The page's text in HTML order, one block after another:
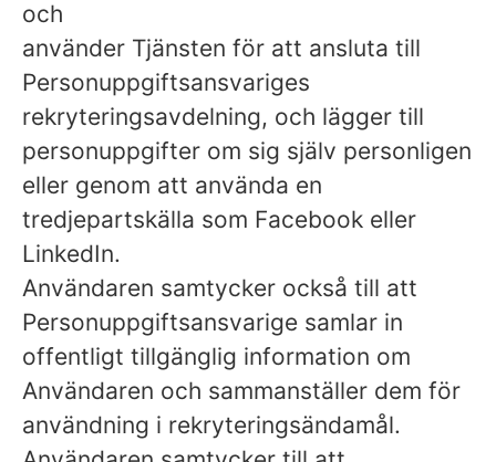
och
använder Tjänsten för att ansluta till
Personuppgiftsansvariges
rekryteringsavdelning, och lägger till
personuppgifter om sig själv personligen
eller genom att använda en
tredjepartskälla som Facebook eller
LinkedIn.
Användaren samtycker också till att
Personuppgiftsansvarige samlar in
offentligt tillgänglig information om
Användaren och sammanställer dem för
användning i rekryteringsändamål.